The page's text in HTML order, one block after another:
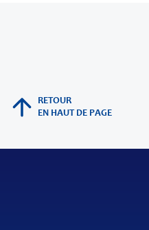
RETOUR
EN HAUT DE PAGE